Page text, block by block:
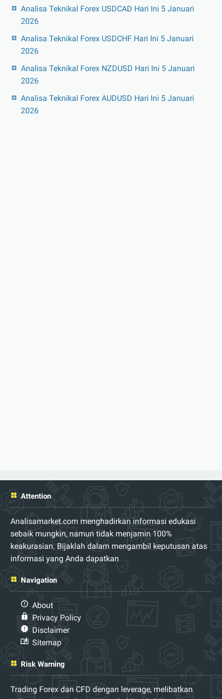
Analisa Teknikal Forex USDCAD Hari Ini 5 Januari
2026
Analisa Teknikal Forex USDCHF Hari Ini 5 Januari
2026
Analisa Teknikal Forex NZDUSD Hari Ini 5 Januari
2026
Analisa Teknikal Forex AUDUSD Hari Ini 5 Januari
2026
Attention
Analisamarket.com menghadirkan informasi edukasi
sebaik mungkin, namun tidak menjamin 100%
keakurasian. Bijaklah dalam mengambil keputusan atas
informasi yang Anda dapatkan
Navigation
About
Privacy Policy
Disclaimer
Sitemap
Risk Warning
Trading Forex dan CFD dengan leverage, melibatkan